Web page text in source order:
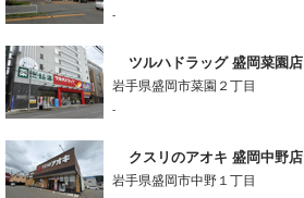
-
ツルハドラッグ 盛岡菜園店
岩手県盛岡市菜園２丁目
-
クスリのアオキ 盛岡中野店
岩手県盛岡市中野１丁目